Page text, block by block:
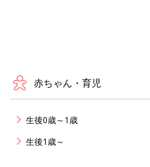
赤ちゃん・育児
生後0歳～1歳
生後1歳～